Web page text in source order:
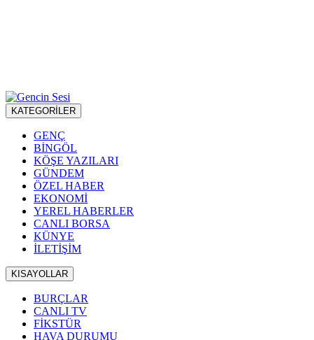
KATEGORİLER
GENÇ
BİNGÖL
KÖŞE YAZILARI
GÜNDEM
ÖZEL HABER
EKONOMİ
YEREL HABERLER
CANLI BORSA
KÜNYE
İLETİŞİM
KISAYOLLAR
BURÇLAR
CANLI TV
FİKSTÜR
HAVA DURUMU